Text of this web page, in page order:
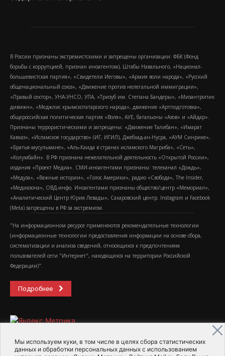
Мы используем куки, в том числе в целях сбора статистических
данных и обработки персональных данных с использованием
В России признаны экстремистскими и запрещены организации: ФБК (Фонд
борьбы с коррупцией, признан иноагентом), Штабы Навального, «Национал-
большевистская партия», «Свидетели Иеговы», «Армия воли народа», «Русский
общенациональный союз», «Движение против нелегальной иммиграции»,
«Правый сектор», УНА-УНСО, УПА, «Тризуб им. Степана Бандеры», «Мизантропик
дивижн», «Меджлис крымскотатарского народа», движение «Артподготовка»,
общероссийская политическая партия «Воля», АУЕ, батальоны «Азов» и «Айдар».
Признаны террористическими и запрещены: «Движение Талибан», «Имарат
Кавказ», «Исламское государство» (ИГ, ИГИЛ), Джебхад-ан-Нусра, «АУМ Синрике»,
«Братья-мусульмане», «Аль-Каида в странах исламского Магриба», «Сеть»,
«Колумбайн». В РФ признана нежелательной деятельность «Открытой России»,
издания «Проект Медиа». СМИ-иноагентами признаны: телеканал «Дождь»,
«Медуза», «Важные истории», «Голос Америки», радио «Свобода», The Insider,
«Медиазона», ОВД-инфо. Иноагентами признаны общество/центр «Мемориал»,
«Аналитический Центр Юрия Левады», Сахаровский центр. Instagram и Facebook
(Metа) запрещены в РФ за экстремизм.
"На информационном ресурсе применяются рекомендательные технологии
(информационные технологии предоставления информации на основе сбора,
систематизации и анализа сведений, относящихся к предпочтениям
пользователей сети "Интернет", находящихся на территории Российской
Федерации)".
Подробнее